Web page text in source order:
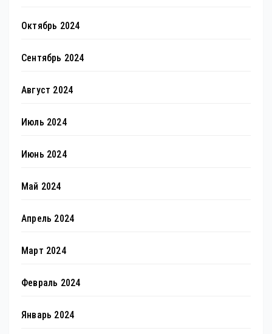
Октябрь 2024
Сентябрь 2024
Август 2024
Июль 2024
Июнь 2024
Май 2024
Апрель 2024
Март 2024
Февраль 2024
Январь 2024